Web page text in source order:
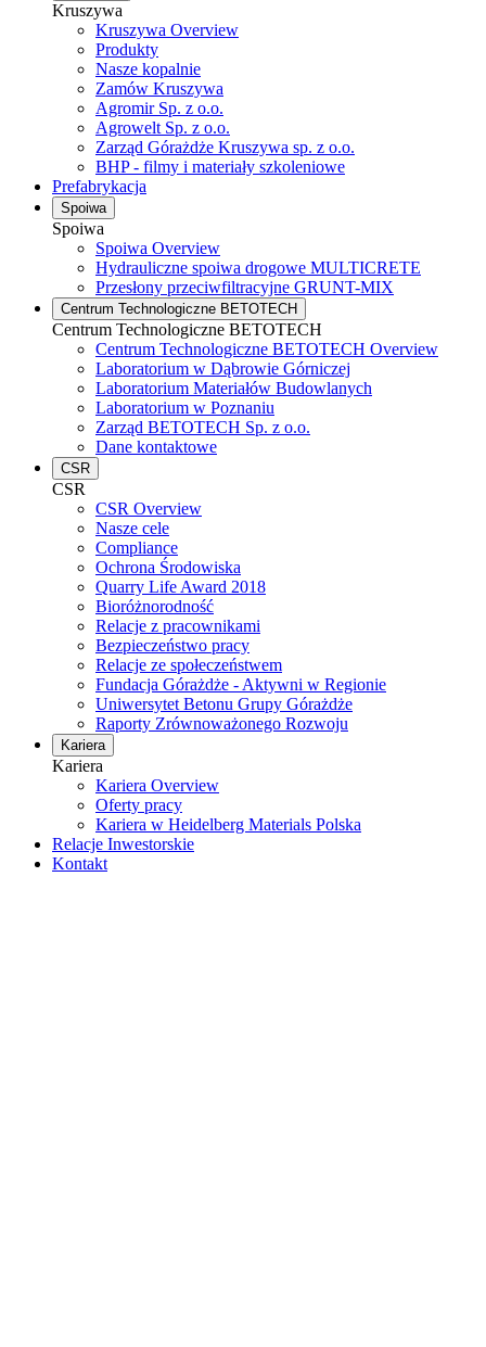
Kruszywa
Kruszywa Overview
Produkty
Nasze kopalnie
Zamów Kruszywa
Agromir Sp. z o.o.
Agrowelt Sp. z o.o.
Zarząd Górażdże Kruszywa sp. z o.o.
BHP - filmy i materiały szkoleniowe
Prefabrykacja
Spoiwa
Spoiwa
Spoiwa Overview
Hydrauliczne spoiwa drogowe MULTICRETE
Przesłony przeciwfiltracyjne GRUNT-MIX
Centrum Technologiczne BETOTECH
Centrum Technologiczne BETOTECH
Centrum Technologiczne BETOTECH Overview
Laboratorium w Dąbrowie Górniczej
Laboratorium Materiałów Budowlanych
Laboratorium w Poznaniu
Zarząd BETOTECH Sp. z o.o.
Dane kontaktowe
CSR
CSR
CSR Overview
Nasze cele
Compliance
Ochrona Środowiska
Quarry Life Award 2018
Bioróżnorodność
Relacje z pracownikami
Bezpieczeństwo pracy
Relacje ze społeczeństwem
Fundacja Górażdże - Aktywni w Regionie
Uniwersytet Betonu Grupy Górażdże
Raporty Zrównoważonego Rozwoju
Kariera
Kariera
Kariera Overview
Oferty pracy
Kariera w Heidelberg Materials Polska
Relacje Inwestorskie
Kontakt